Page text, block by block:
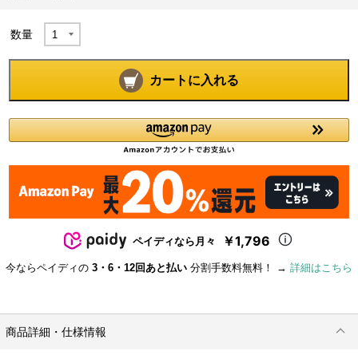
数量
カートに入れる
ペイディなら月々 ￥1,796
今ならペイディの 3・6・12回あと払い 分割手数料無料！ → 詳細はこちら
商品詳細・仕様情報